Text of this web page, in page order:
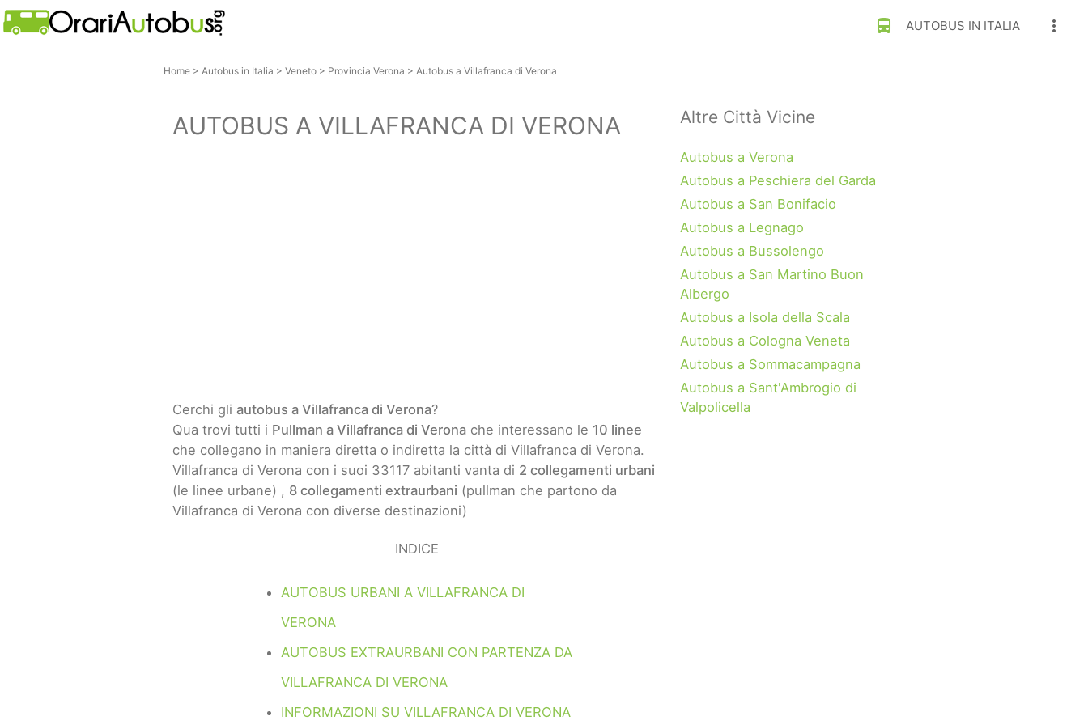
directions_bus AUTOBUS IN ITALIA more_vert
Home> Autobus in Italia > Veneto> Provincia Verona > Autobus a Villafranca di Verona
AUTOBUS A VILLAFRANCA DI VERONA
Cerchi gli autobus a Villafranca di Verona?
Qua trovi tutti i Pullman a Villafranca di Veronache interessano le 10 linee
che collegano in maniera diretta o indiretta la città di Villafranca di Verona.
Villafranca di Verona con i suoi 33117 abitanti vanta di 2 collegamenti urbani
(le linee urbane) , 8 collegamenti extraurbani (pullman che partono da
Villafranca di Verona con diverse destinazioni)
INDICE
AUTOBUS URBANI A VILLAFRANCA DI
VERONA
AUTOBUS EXTRAURBANI CON PARTENZA DA
VILLAFRANCA DI VERONA
INFORMAZIONI SU VILLAFRANCA DI VERONA
Altre Città Vicine
Autobus a Verona
Autobus a Peschiera del Garda
Autobus a San Bonifacio
Autobus a Legnago
Autobus a Bussolengo
Autobus a San Martino Buon
Albergo
Autobus a Isola della Scala
Autobus a Cologna Veneta
Autobus a Sommacampagna
Autobus a Sant'Ambrogio di
Valpolicella